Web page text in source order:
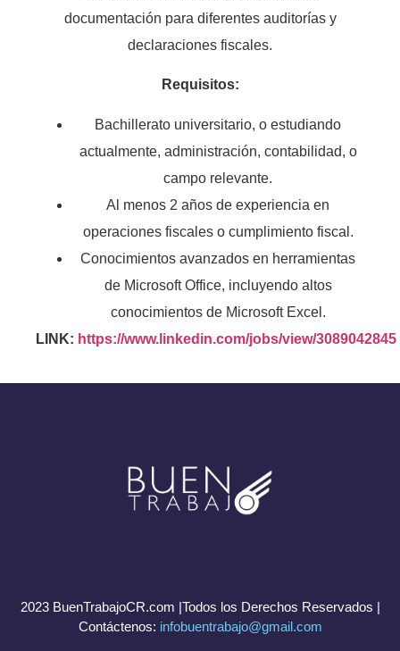
documentación para diferentes auditorías y
declaraciones fiscales.
Requisitos:
Bachillerato universitario, o estudiando
actualmente, administración, contabilidad, o
campo relevante.
Al menos 2 años de experiencia en
operaciones fiscales o cumplimiento fiscal.
Conocimientos avanzados en herramientas
de Microsoft Office, incluyendo altos
conocimientos de Microsoft Excel.
LINK: https://www.linkedin.com/jobs/view/3089042845
2023 BuenTrabajoCR.com |Todos los Derechos Reservados |
Contáctenos: infobuentrabajo@gmail.com